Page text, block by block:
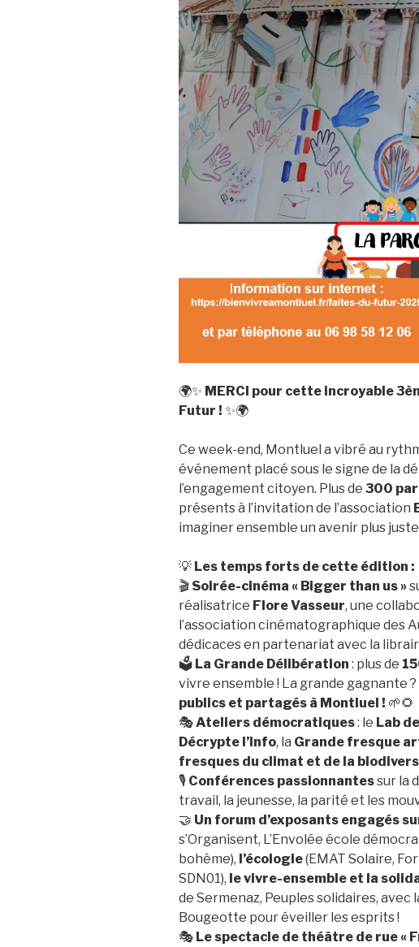
🌍✨ MERCI pour cette incroyable
Futur ! ✨🌍
Ce week-end, Montluel a vibré au
événement placé sous le signe de la
l’engagement citoyen. Plus de 300
présents à l’invitation de l’association
imaginer ensemble un avenir plus
💡 Les temps forts de cette édition :
🎬 Soirée-cinéma « Bigger than us »
réalisatrice Flore Vasseur, une
l’association cinématographique des
dédicaces en partenariat avec la
🗳️ La Grande Délibération : plus de
vivre ensemble ! La grande gagnante ?
publics et partagés à Montluel ! 🌱🌻
🎭Ateliers démocratiques: le Lab
Décrypte l’info, la Grande fresque
fresques du climat et de la
🎙️ Conférences passionnantessur la
travail, la jeunesse, la parité et les
🤝 Un forum d’exposants engagés
s’Organisent, L’Envolée école
bohème), l’écologie(EMAT Solaire,
SDN01), le vivre-ensemble et la
de Sermenaz, Peuples solidaires, avec
Bougeotte pour éveiller les esprits !
🎭 Le spectacle de théâtre de rue «